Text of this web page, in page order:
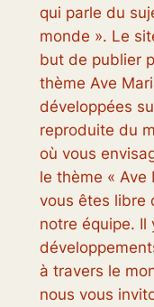
qui parle du
monde ». Le
but de publier
thème Ave
développées
reproduite du
où vous
le thème « Ave
vous êtes libre
notre équipe. Il
à travers le
nous vous